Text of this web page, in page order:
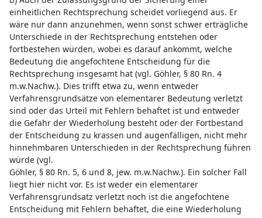
einheitlichen Rechtsprechung scheidet vorliegend aus. Er
wäre nur dann anzunehmen, wenn sonst schwer erträgliche
Unterschiede in der Rechtsprechung entstehen oder
fortbestehen würden, wobei es darauf ankommt, welche
Bedeutung die angefochtene Entscheidung für die
Rechtsprechung insgesamt hat (vgl. Göhler, § 80 Rn. 4
m.w.Nachw.). Dies trifft etwa zu, wenn entweder
Verfahrensgrundsätze von elementarer Bedeutung verletzt
sind oder das Urteil mit Fehlern behaftet ist und entweder
die Gefahr der Wiederholung besteht oder der Fortbestand
der Entscheidung zu krassen und augenfälligen, nicht mehr
hinnehmbaren Unterschieden in der Rechtsprechung führen
würde (vgl.
Göhler, § 80 Rn. 5, 6 und 8, jew. m.w.Nachw.). Ein solcher Fall
liegt hier nicht vor. Es ist weder ein elementarer
Verfahrensgrundsatz verletzt noch ist die angefochtene
Entscheidung mit Fehlern behaftet, die eine Wiederholung